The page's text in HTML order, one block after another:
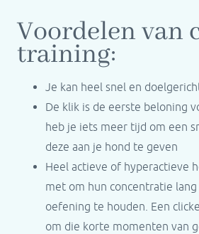
Voordelen van
training:
Je kan heel snel en
De klik is de eerste beloning
heb je iets meer tijd om een
deze aan je hond te geven
Heel actieve of hyperactieve
met om hun concentratie
oefening te houden. Een
om die korte momenten van